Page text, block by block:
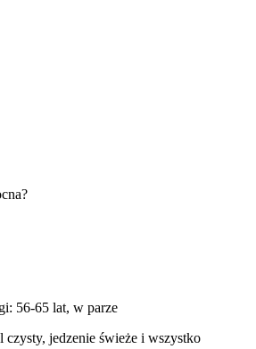
56-65 lat, w parze
czysty, jedzenie świeże i wszystko